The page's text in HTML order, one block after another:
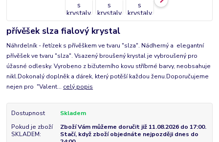
přívěšek slza fialový krystal
Náhrdelník - řetízek s přívěškem ve tvaru "slza". Nádherný a elegantní
přívěšek ve tvaru "slza". Vsazený broušený krystal je vybroušený pro
úžasné odlesky. Vyrobeno z bižuterního kovu stříbrné barvy, neobsahuje
nikl.Dokonalý doplněk a dárek, který potěší každou ženu.Doporučujeme
nejen pro "Valent... celý popis
Dostupnost
Skladem
Pokud je zboží
SKLADEM:
Zboží Vám můžeme doručit již 11.08.2026 do 17:00.
Stačí, když zboží objednáte nejpozději dnes do